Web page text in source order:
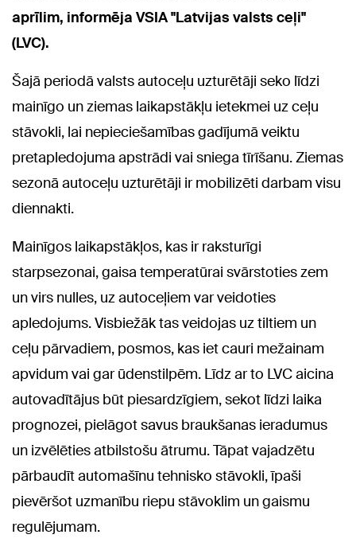
aprīlim, informēja VSIA "Latvijas valsts ceļi"
(LVC).
Šajā periodā valsts autoceļu uzturētāji seko līdzi
mainīgo un ziemas laikapstākļu ietekmei uz ceļu
stāvokli, lai nepieciešamības gadījumā veiktu
pretapledojuma apstrādi vai sniega tīrīšanu. Ziemas
sezonā autoceļu uzturētāji ir mobilizēti darbam visu
diennakti.
Mainīgos laikapstākļos, kas ir raksturīgi
starpsezonai, gaisa temperatūrai svārstoties zem
un virs nulles, uz autoceļiem var veidoties
apledojums. Visbiežāk tas veidojas uz tiltiem un
ceļu pārvadiem, posmos, kas iet cauri mežainam
apvidum vai gar ūdenstilpēm. Līdz ar to LVC aicina
autovadītājus būt piesardzīgiem, sekot līdzi laika
prognozei, pielāgot savus braukšanas ieradumus
un izvēlēties atbilstošu ātrumu. Tāpat vajadzētu
pārbaudīt automašīnu tehnisko stāvokli, īpaši
pievēršot uzmanību riepu stāvoklim un gaismu
regulējumam.